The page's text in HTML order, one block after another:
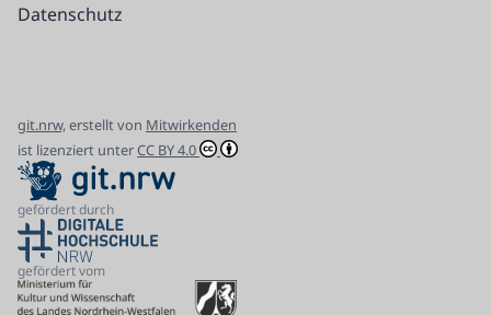
Datenschutz
git.nrw,erstellt von Mitwirkenden
ist lizenziert unterCC BY 4.0
gefördert durch
gefördert vom